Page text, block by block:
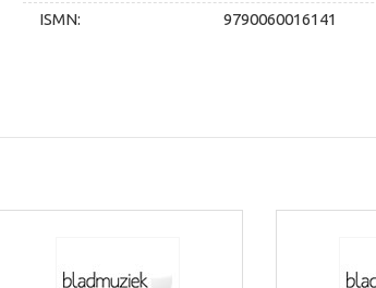
ISMN:
9790060016141